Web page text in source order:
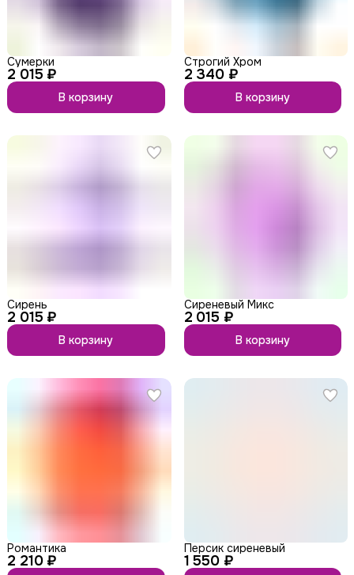
2 015 ₽
Сумерки
В корзину
2 340 ₽
Строгий Хром
В корзину
2 015 ₽
Сирень
В корзину
2 015 ₽
Сиреневый Микс
В корзину
2 210 ₽
Романтика
1 550 ₽
Персик сиреневый